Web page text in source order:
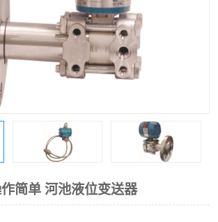
简单 河池液位变送器
物位计
测漏仪
锅炉水位计
加油站液位仪